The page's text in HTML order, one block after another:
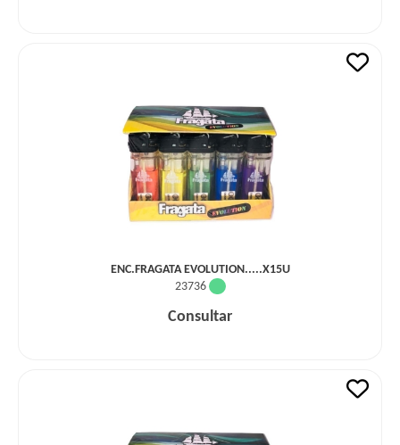
ENC.FRAGATA EVOLUTION.....X15U
23736
Consultar